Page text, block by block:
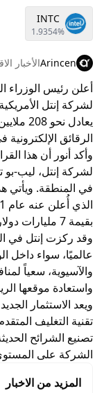
INTC
1.9354%
Arincenالأخبار
أعلن رئيس الوزراء
يعادل
الرقائق الإلكترونية
وأكد أنور أن هذا
لشركة إنتل، ليب-
في المنطقة. ويأتي
بقيمة 7 مليارات دولار في ماليزيا.
وقد ركزت إنتل في
عالميًا، سواء داخل
واستعادة موقعها
ويعد الاستثمار
تقنية التغليف
تصنيع الشرائح
الشركة على
المزيد من الاخبار